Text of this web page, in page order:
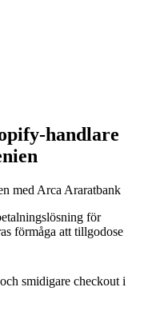
handlare
med Arca Araratbank
för
förmåga att tillgodose
smidigare checkout i